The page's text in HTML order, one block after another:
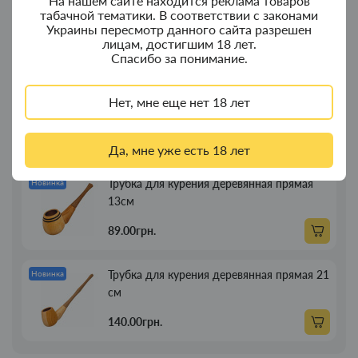
табачной тематики. В соответствии с законами
Украины пересмотр данного сайта разрешен
лицам, достигшим 18 лет.
Спасибо за понимание.
Нет, мне еще нет 18 лет
Да, мне уже есть 18 лет
с дерева
380.00грн.
зажигалкой 20 сиг
Новинка
Трубка для курения деревянная прямая
13см
89.00грн.
Новинка
Трубка для курения деревянная прямая 21
см
140.00грн.